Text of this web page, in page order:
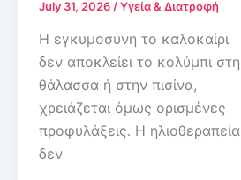
July 31, 2026 /Υγεία & Διατροφή
Η εγκυμοσύνη το καλοκαίρι
δεν αποκλείει το κολύμπι στη
θάλασσα ή στην πισίνα,
χρειάζεται όμως ορισμένες
προφυλάξεις. Η ηλιοθεραπεία
δεν